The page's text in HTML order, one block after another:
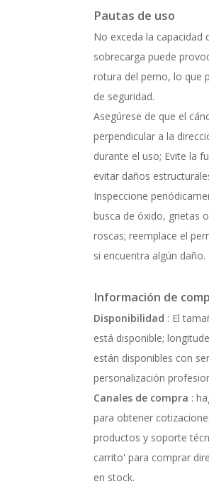
Pautas de uso
No exceda la capacidad
sobrecarga puede
rotura del perno, lo que
de seguridad.
Asegúrese de que el
perpendicular a la
durante el uso; Evite la
evitar daños
Inspeccione
busca de óxido, grietas
roscas; reemplace el
si encuentra algún daño.
Información de
Disponibilidad : El
está disponible;
están disponibles con
personalización
Canales de compra :
para obtener
productos y soporte
carrito' para comprar
en stock.